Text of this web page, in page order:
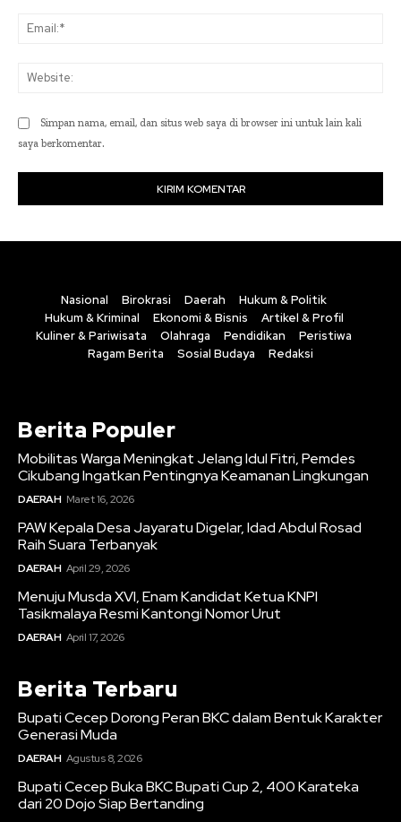
Simpan nama, email, dan situs web saya di browser ini untuk lain kali
saya berkomentar.
Nasional Birokrasi Daerah
Hukum & Politik
Hukum & Kriminal
Ekonomi & Bisnis
Artikel & Profil
Kuliner & Pariwisata
Olahraga Pendidikan
Peristiwa
Ragam Berita
Sosial Budaya Redaksi
Berita Populer
Mobilitas Warga Meningkat Jelang Idul Fitri, Pemdes
Cikubang Ingatkan Pentingnya Keamanan Lingkungan
DAERAH Maret 16, 2026
PAW Kepala Desa Jayaratu Digelar, Idad Abdul Rosad
Raih Suara Terbanyak
DAERAH April 29, 2026
Menuju Musda XVI, Enam Kandidat Ketua KNPI
Tasikmalaya Resmi Kantongi Nomor Urut
DAERAH April 17, 2026
Berita Terbaru
Bupati Cecep Dorong Peran BKC dalam Bentuk Karakter
Generasi Muda
DAERAH Agustus 8, 2026
Bupati Cecep Buka BKC Bupati Cup 2, 400 Karateka
dari 20 Dojo Siap Bertanding